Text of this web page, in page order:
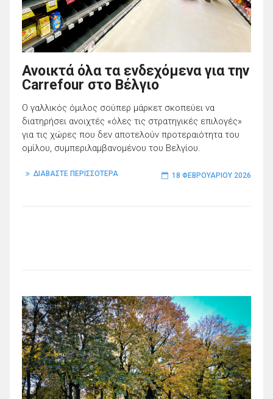
Ανοικτά όλα τα ενδεχόμενα για την
Carrefour στο Βέλγιο
Ο γαλλικός όμιλος σούπερ μάρκετ σκοπεύει να
διατηρήσει ανοιχτές «όλες τις στρατηγικές επιλογές»
για τις χώρες που δεν αποτελούν προτεραιότητα του
ομίλου, συμπεριλαμβανομένου του Βελγίου.
ΔΙΑΒΑΣΤΕ ΠΕΡΙΣΣΟΤΕΡΑ 18 ΦΕΒΡΟΥΑΡΊΟΥ 2026